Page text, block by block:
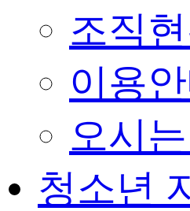
조직
이용
오시
청소년